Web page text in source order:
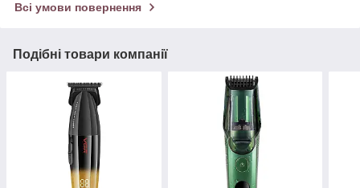
Всі умови повернення
Подібні товари компанії